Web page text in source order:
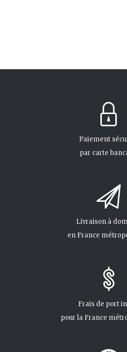
Paiement
par carte
Livraison à
en France
Frais de port
pour la France